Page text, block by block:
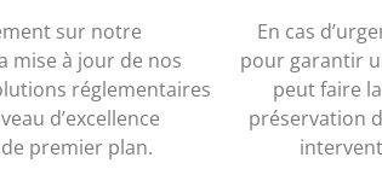
sur notre
mise à jour de nos
réglementaires
d’excellence
premier plan.
En cas
pour garantir
peut faire
préservation